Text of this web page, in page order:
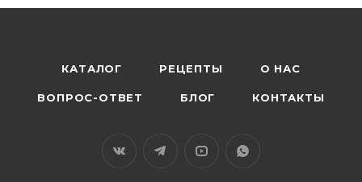
КАТАЛОГ РЕЦЕПТЫ О НАС
ВОПРОС-ОТВЕТ БЛОГ КОНТАКТЫ